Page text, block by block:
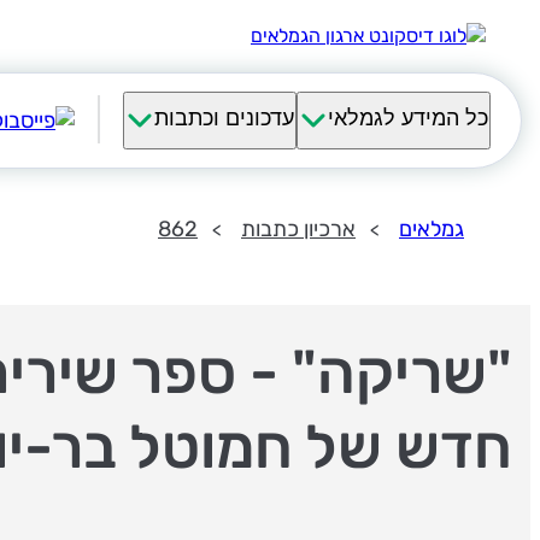
כל המידע לגמלאי עדכונים וכתבות
גמלאים ארכיון כתבות 862
"שריקה" - ספר
חדש של חמוטל בר-